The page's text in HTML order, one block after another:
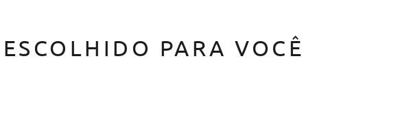
ESCOLHIDO PARA VOCÊ